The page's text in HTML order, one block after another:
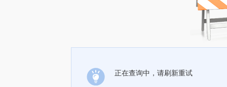
正在查询中，请刷新重试